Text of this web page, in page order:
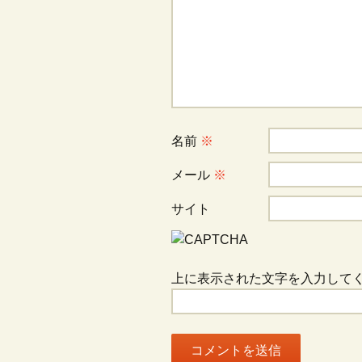
名前 ※
メール ※
サイト
上に表示された文字を入力して